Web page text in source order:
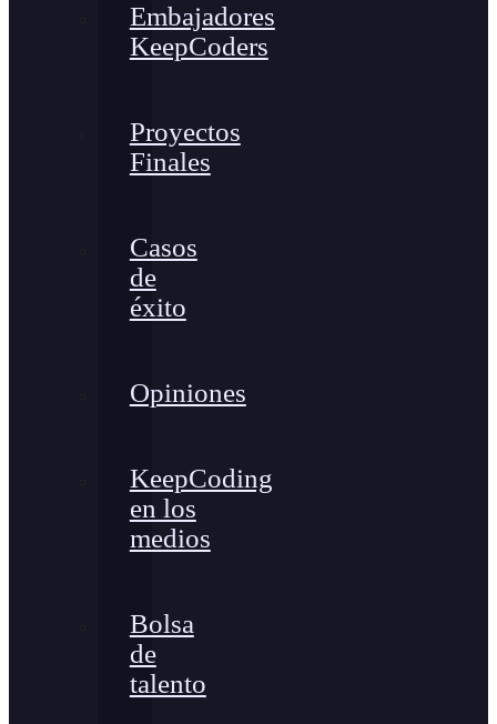
Embajadores
KeepCoders
Proyectos
Finales
Casos
de
éxito
Opiniones
KeepCoding
en los
medios
Bolsa
de
talento